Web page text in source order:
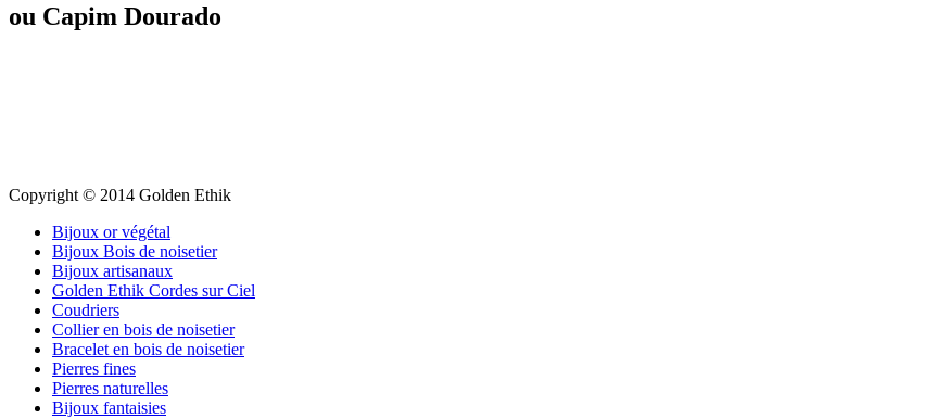
ou Capim Dourado
Copyright © 2014 Golden Ethik
Bijoux or végétal
Bijoux Bois de noisetier
Bijoux artisanaux
Golden Ethik Cordes sur Ciel
Coudriers
Collier en bois de noisetier
Bracelet en bois de noisetier
Pierres fines
Pierres naturelles
Bijoux fantaisies